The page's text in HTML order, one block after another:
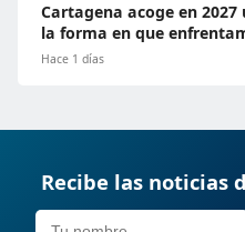
Cartagena acoge en
la forma en que
Hace 1 días
Recibe las noticias